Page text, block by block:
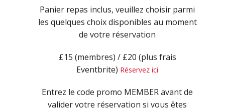
Panier repas inclus, veuillez choisir parmi
les quelques choix disponibles au moment
de votre réservation
£15 (membres) / £20 (plus frais
Eventbrite) Réservez ici
Entrez le code promo MEMBER avant de
valider votre réservation si vous êtes